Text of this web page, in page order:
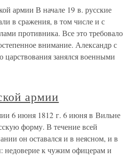
армии В начале 19 в. русские
в сражения, в том числе и с
противника. Все это требовало
внимание. Александр с
царствования занялся военными
армии
6 июня 1812 г. 6 июня в Вильне
форму. В течение всей
он оставался и в неясном, и в
недоверие к чужим офицерам и